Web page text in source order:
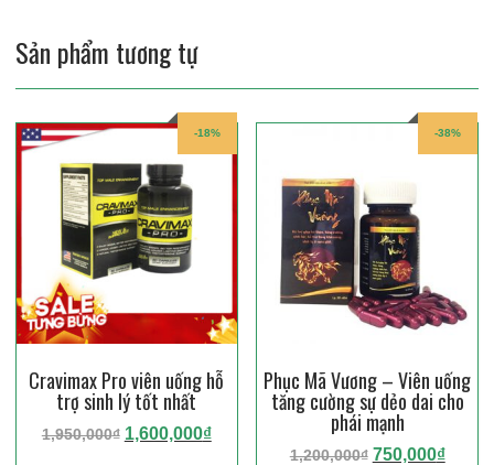
Sản phẩm tương tự
-18%
Cravimax Pro viên uống hỗ
trợ sinh lý tốt nhất
1,950,000₫ Giá
1,600,000₫Giá
-38%
Phục Mã Vương – Viên uống
tăng cường sự dẻo dai cho
phái mạnh
1,200,000₫ Giá
750,000₫Giá